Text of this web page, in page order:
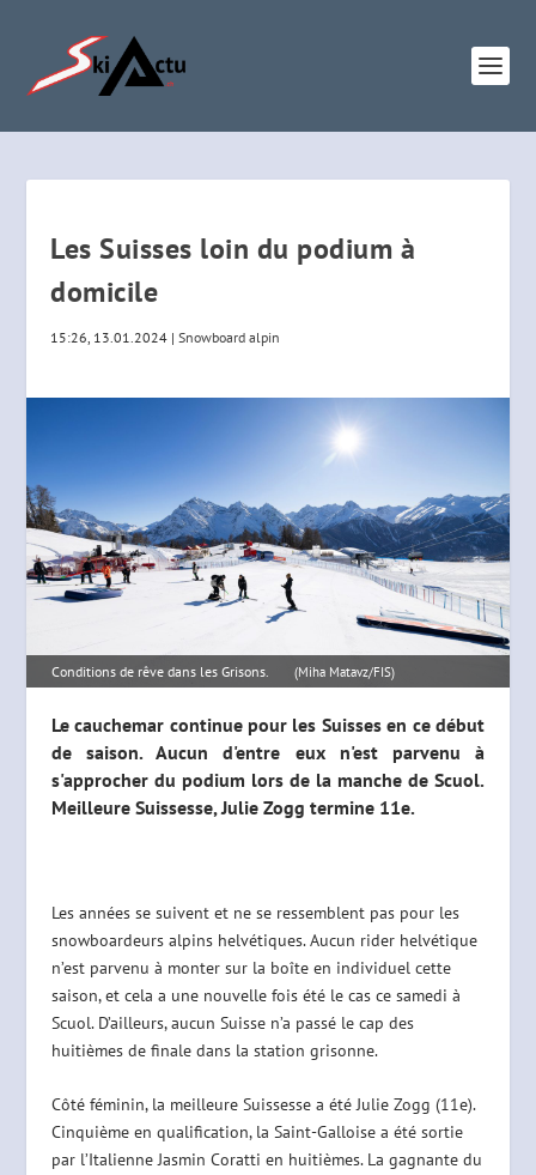
Les Suisses loin du podium à
domicile
15:26, 13.01.2024 |Snowboard alpin
Conditions de rêve dans les Grisons. (Miha Matavz/FIS)
Le cauchemar continue pour les Suisses en ce début
de saison. Aucun d'entre eux n'est parvenu à
s'approcher du podium lors de la manche de Scuol.
Meilleure Suissesse, Julie Zogg termine 11e.
Les années se suivent et ne se ressemblent pas pour les
snowboardeurs alpins helvétiques. Aucun rider helvétique
n’est parvenu à monter sur la boîte en individuel cette
saison, et cela a une nouvelle fois été le cas ce samedi à
Scuol. D’ailleurs, aucun Suisse n’a passé le cap des
huitièmes de finale dans la station grisonne.
Côté féminin, la meilleure Suissesse a été Julie Zogg (11e).
Cinquième en qualification, la Saint-Galloise a été sortie
par l’Italienne Jasmin Coratti en huitièmes. La gagnante du